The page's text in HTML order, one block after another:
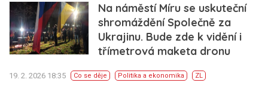
Na náměstí Míru se uskuteční
shromáždění Společně za
Ukrajinu. Bude zde k vidění i
třímetrová maketa dronu
19. 2. 2026 18:35 Co se děje Politika a ekonomika ZL